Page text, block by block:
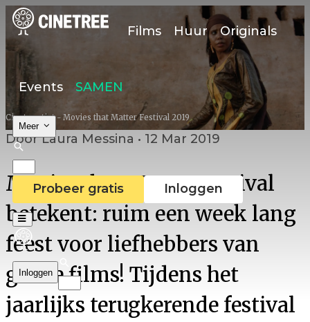
Films Huur Originals
Events SAMEN
Meer
Probeer gratis Inloggen
Inloggen
Cinetree tipt - Movies that Matter Festival 2019
Door Laura Messina • 12 Mar 2019
Movies that Matter Festival
betekent: ruim een week lang
feest voor liefhebbers van
goede films! Tijdens het
jaarlijks terugkerende festival